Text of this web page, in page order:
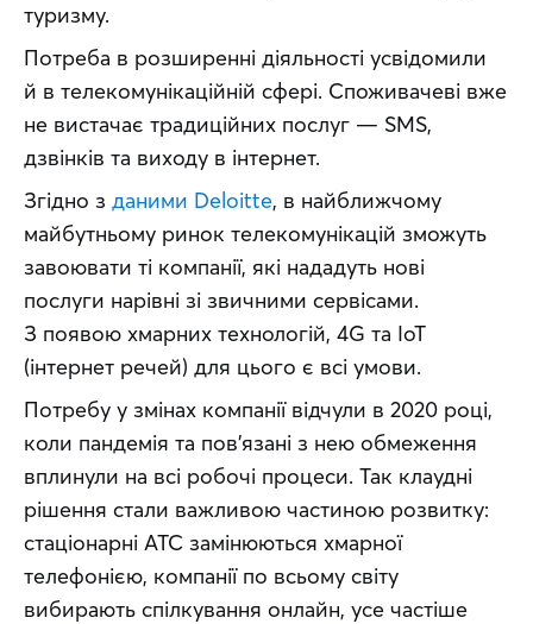
туризму.
Потреба в розширенні діяльності усвідомили
й в телекомунікаційній сфері. Споживачеві вже
не вистачає традиційних послуг — SMS,
дзвінків та виходу в інтернет.
Згідно з даними Deloitte, в найближчому
майбутньому ринок телекомунікацій зможуть
завоювати ті компанії, які нададуть нові
послуги нарівні зі звичними сервісами.
З появою хмарних технологій, 4G та IoT
(інтернет речей) для цього є всі умови.
Потребу у змінах компанії відчули в 2020 році,
коли пандемія та пов’язані з нею обмеження
вплинули на всі робочі процеси. Так клаудні
рішення стали важливою частиною розвитку:
стаціонарні АТС замінюються хмарної
телефонією, компанії по всьому світу
вибирають спілкування онлайн, усе частіше